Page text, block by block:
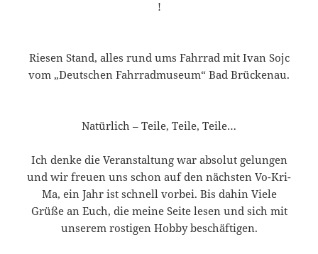
!
Riesen Stand, alles rund ums Fahrrad mit Ivan Sojc
vom „Deutschen Fahrradmuseum“ Bad Brückenau.
Natürlich – Teile, Teile, Teile…
Ich denke die Veranstaltung war absolut gelungen
und wir freuen uns schon auf den nächsten Vo-Kri-
Ma, ein Jahr ist schnell vorbei. Bis dahin Viele
Grüße an Euch, die meine Seite lesen und sich mit
unserem rostigen Hobby beschäftigen.